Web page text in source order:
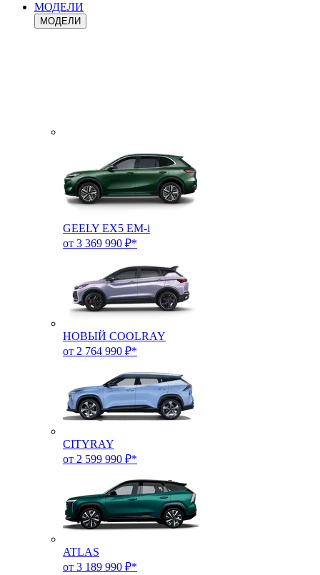
МОДЕЛИ
МОДЕЛИ
GEELY EX5 EM-i
от 3 369 990 ₽*
НОВЫЙ COOLRAY
от 2 764 990 ₽*
CITYRAY
от 2 599 990 ₽*
ATLAS
от 3 189 990 ₽*